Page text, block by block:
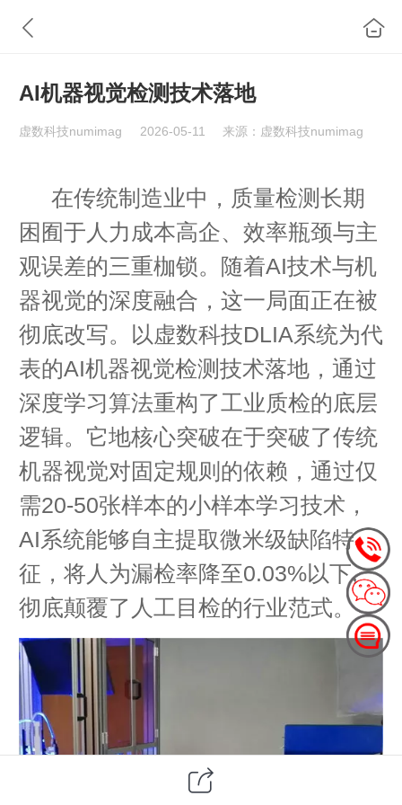
AI机器视觉检测技术落地
虚数科技numimag 2026-05-11 来源：虚数科技numimag
在传统制造业中，质量检测长期
困囿于人力成本高企、效率瓶颈与主
观误差的三重枷锁。随着AI技术与机
器视觉的深度融合，这一局面正在被
彻底改写。以虚数科技DLIA系统为代
表的AI机器视觉检测技术落地，通过
深度学习算法重构了工业质检的底层
逻辑。它地核心突破在于突破了传统
机器视觉对固定规则的依赖，通过仅
需20-50张样本的小样本学习技术，
AI系统能够自主提取微米级缺陷特
征，将人为漏检率降至0.03%以下,
彻底颠覆了人工目检的行业范式。